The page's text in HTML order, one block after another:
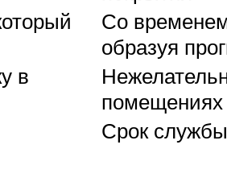
Со
образуя
в
помещениях
Срок